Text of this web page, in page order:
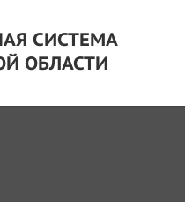
СИСТЕМА
ОБЛАСТИ